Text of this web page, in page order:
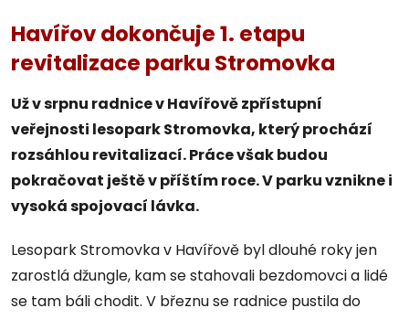
Havířov dokončuje 1. etapu
revitalizace parku Stromovka
Už v srpnu radnice v Havířově zpřístupní
veřejnosti lesopark Stromovka, který prochází
rozsáhlou revitalizací. Práce však budou
pokračovat ještě v příštím roce. V parku vznikne i
vysoká spojovací lávka.
Lesopark Stromovka v Havířově byl dlouhé roky jen
zarostlá džungle, kam se stahovali bezdomovci a lidé
se tam báli chodit. V březnu se radnice pustila do